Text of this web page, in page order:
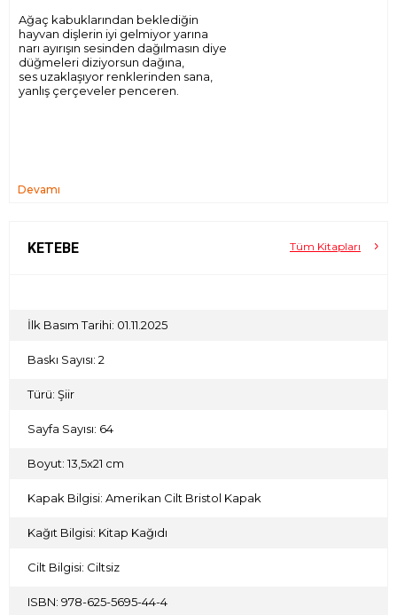
Ağaç kabuklarından beklediğin
hayvan dişlerin iyi gelmiyor yarına
narı ayırışın sesinden dağılmasın diye
düğmeleri diziyorsun dağına,
ses uzaklaşıyor renklerinden sana,
yanlış çerçeveler penceren.
Devamı
KETEBE Tüm Kitapları
İlk Basım Tarihi: 01.11.2025
Baskı Sayısı: 2
Türü: Şiir
Sayfa Sayısı: 64
Boyut: 13,5x21 cm
Kapak Bilgisi: Amerikan Cilt Bristol Kapak
Kağıt Bilgisi: Kitap Kağıdı
Cilt Bilgisi: Ciltsiz
ISBN: 978-625-5695-44-4